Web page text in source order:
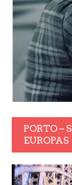
PORTO –
EUROPAS